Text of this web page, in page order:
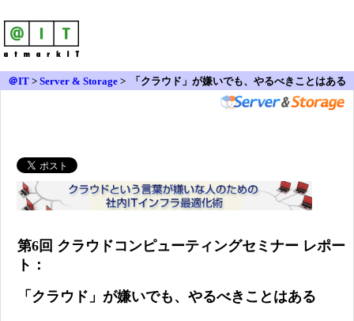
＠IT > Server & Storage > 「クラウド」が嫌いでも、やるべきことはある
第6回 クラウドコンピューティングセミナー レポー
ト：
「クラウド」が嫌いでも、やるべきことはある